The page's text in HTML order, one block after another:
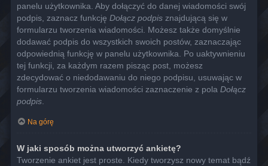
panelu użytkownika. Aby dołączyć do danej wiadomości swój
podpis, zaznacz funkcję Dołącz podpis znajdującą się w
formularzu tworzenia wiadomości. Możesz także domyślnie
dodawać podpis do wszystkich swoich postów, zaznaczając
odpowiednią funkcję w panelu użytkownika. Po uaktywnieniu
tej funkcji, za każdym razem pisząc post, możesz
zdecydować o niedodawaniu do niego podpisu, usuwając w
formularzu tworzenia wiadomości zaznaczenie z pola Dołącz
podpis
Na górę
W jaki sposób można utworzyć ankietę?
Tworzenie ankiet jest proste. Kiedy tworzysz nowy temat bądź